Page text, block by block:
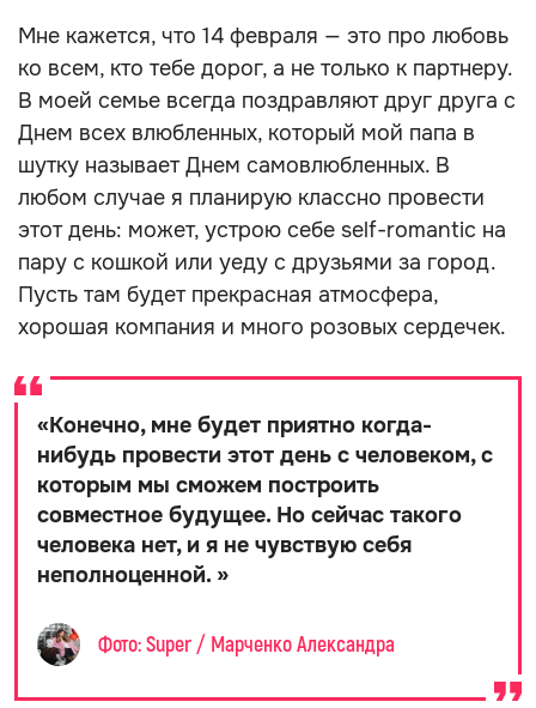
Мне кажется, что 14 февраля — это про любовь
ко всем, кто тебе дорог, а не только к партнеру.
В моей семье всегда поздравляют друг друга с
Днем всех влюбленных, который мой папа в
шутку называет Днем самовлюбленных. В
любом случае я планирую классно провести
этот день: может, устрою себе self-romantic на
пару с кошкой или уеду с друзьями за город.
Пусть там будет прекрасная атмосфера,
хорошая компания и много розовых сердечек.
«Конечно, мне будет приятно когда-
нибудь провести этот день с человеком, с
которым мы сможем построить
совместное будущее. Но сейчас такого
человека нет, и я не чувствую себя
неполноценной. »
Фото: Super / Марченко Александра